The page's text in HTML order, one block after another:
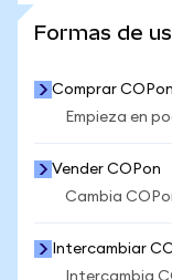
Formas de
Comprar COPon
Empieza en
Vender COPon
Cambia
Intercambiar
Intercambia